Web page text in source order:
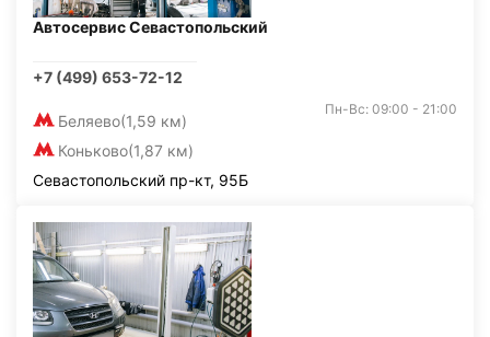
Автосервис Севастопольский
+7 (499) 653-72-12
Беляево(1,59 км)
Коньково(1,87 км)
Пн-Вс: 09:00 - 21:00
Севастопольский пр-кт, 95Б